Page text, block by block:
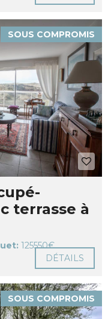
SOUS COMPROMIS
terrasse à
125550€
DÉTAILS
SOUS COMPROMIS